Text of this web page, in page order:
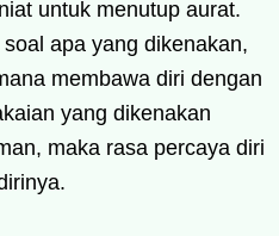
untuk menutup aurat.
apa yang dikenakan,
membawa diri dengan
yang dikenakan
maka rasa percaya diri